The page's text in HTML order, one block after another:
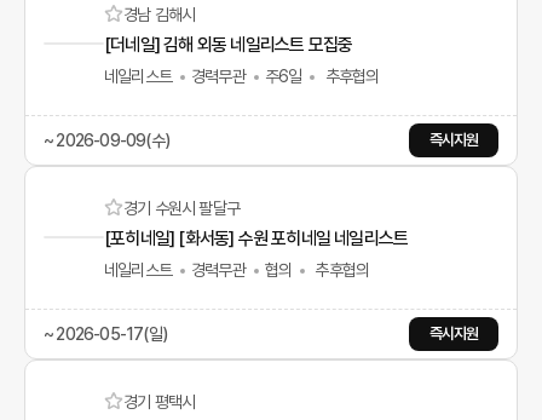
경남 김해시
[더네일] 김해 외동 네일리스트 모집중
네일리스트 경력무관 주6일 추후협의
즉시지원
~ 2026-09-09(수)
경기 수원시 팔달구
[포히네일] [화서동] 수원 포히네일 네일리스트
네일리스트 경력무관 협의 추후협의
즉시지원
~ 2026-05-17(일)
경기 평택시